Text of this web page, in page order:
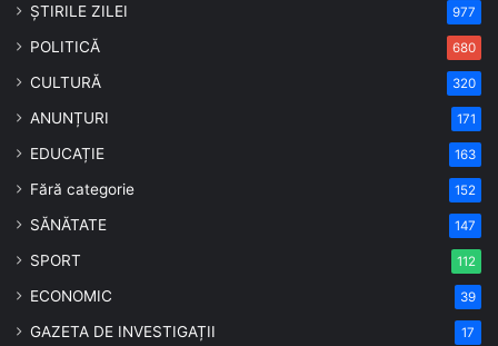
ȘTIRILE ZILEI 977
POLITICĂ 680
CULTURĂ 320
ANUNȚURI 171
EDUCAȚIE 163
Fără categorie 152
SĂNĂTATE 147
SPORT 112
ECONOMIC 39
GAZETA DE INVESTIGAȚII 17